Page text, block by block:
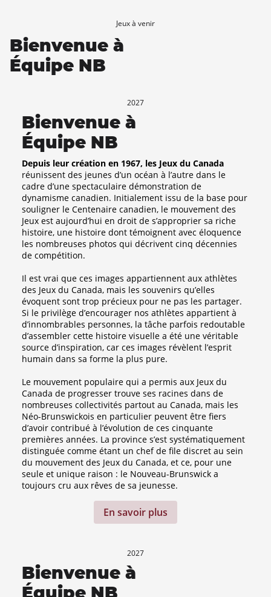
2027
Bienvenue à
Équipe NB
Depuis leur création en 1967, les Jeux du Canada
réunissent des jeunes d’un océan à l’autre dans le
cadre d’une spectaculaire démonstration de
dynamisme canadien. Initialement issu de la base pour
souligner le Centenaire canadien, le mouvement des
Jeux est aujourd’hui en droit de s’approprier sa riche
histoire, une histoire dont témoignent avec éloquence
les nombreuses photos qui décrivent cinq décennies
de compétition.
Il est vrai que ces images appartiennent aux athlètes
des Jeux du Canada, mais les souvenirs qu’elles
évoquent sont trop précieux pour ne pas les partager.
Si le privilège d’encourager nos athlètes appartient à
d’innombrables personnes, la tâche parfois redoutable
d’assembler cette histoire visuelle a été une véritable
source d’inspiration, car ces images révèlent l’esprit
humain dans sa forme la plus pure.
Le mouvement populaire qui a permis aux Jeux du
Canada de progresser trouve ses racines dans de
nombreuses collectivités partout au Canada, mais les
Néo-Brunswickois en particulier peuvent être fiers
d’avoir contribué à l’évolution de ces cinquante
premières années. La province s’est systématiquement
distinguée comme étant un chef de file discret au sein
du mouvement des Jeux du Canada, et ce, pour une
seule et unique raison : le Nouveau-Brunswick a
toujours cru aux rêves de sa jeunesse.
En savoir plus
2027
Bienvenue à
Équipe NB
Jeux à venir
Bienvenue à
Équipe NB